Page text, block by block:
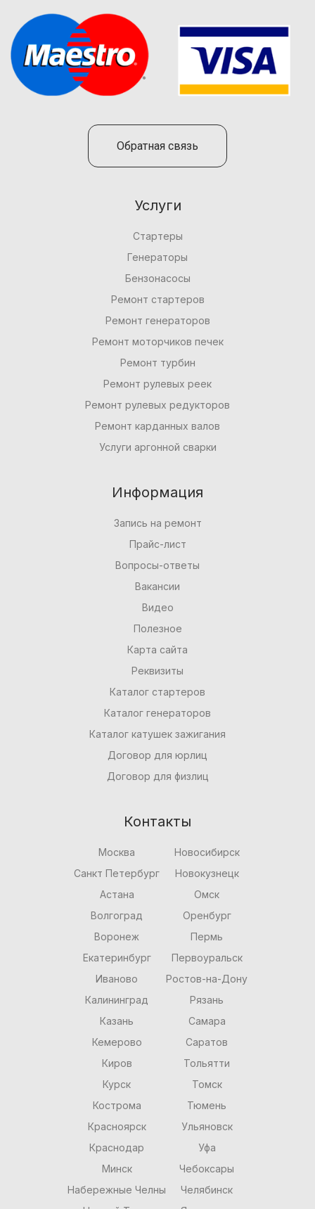
Обратная связь
Услуги
Стартеры
Генераторы
Бензонасосы
Ремонт стартеров
Ремонт генераторов
Ремонт моторчиков печек
Ремонт турбин
Ремонт рулевых реек
Ремонт рулевых редукторов
Ремонт карданных валов
Услуги аргонной сварки
Информация
Запись на ремонт
Прайс-лист
Вопросы-ответы
Вакансии
Видео
Полезное
Карта сайта
Реквизиты
Каталог стартеров
Каталог генераторов
Каталог катушек зажигания
Договор для юрлиц
Договор для физлиц
Контакты
Москва
Санкт Петербург
Астана
Волгоград
Воронеж
Екатеринбург
Иваново
Калининград
Казань
Кемерово
Киров
Курск
Кострома
Красноярск
Краснодар
Минск
Набережные Челны
Новосибирск
Новокузнецк
Омск
Оренбург
Пермь
Первоуральск
Ростов-на-Дону
Рязань
Самара
Саратов
Тольятти
Томск
Тюмень
Ульяновск
Уфа
Чебоксары
Челябинск